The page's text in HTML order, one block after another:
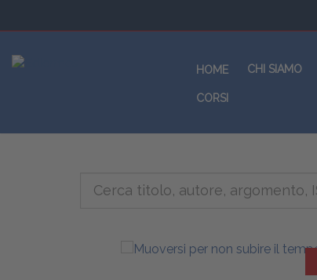
HOME CHI SIAMO
CORSI